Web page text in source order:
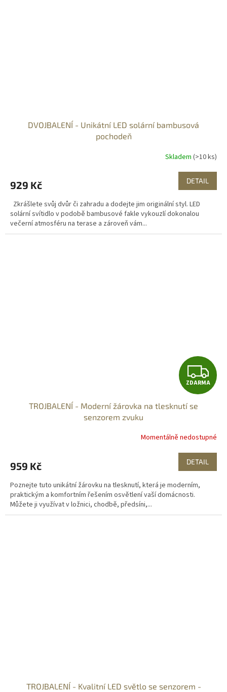
DVOJBALENÍ - Unikátní LED solární bambusová
pochodeň
Skladem (>10 ks)
929 Kč DETAIL
Zkrášlete svůj dvůr či zahradu a dodejte jim originální styl. LED
solární svítidlo v podobě bambusové fakle vykouzlí dokonalou
večerní atmosféru na terase a zároveň vám...
Z
D
R
M
A
ZDARMA
TROJBALENÍ - Moderní žárovka na tlesknutí se
senzorem zvuku
Momentálně nedostupné
959 Kč DETAIL
Poznejte tuto unikátní žárovku na tlesknutí, která je moderním,
praktickým a komfortním řešením osvětlení vaší domácnosti.
Můžete ji využívat v ložnici, chodbě, předsíni,...
TROJBALENÍ - Kvalitní LED světlo se senzorem -